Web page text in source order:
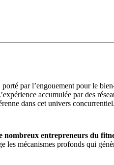
par l’engouement pour le
accumulée par des
dans cet univers concurrentiel.
nombreux entrepreneurs du
mécanismes profonds qui